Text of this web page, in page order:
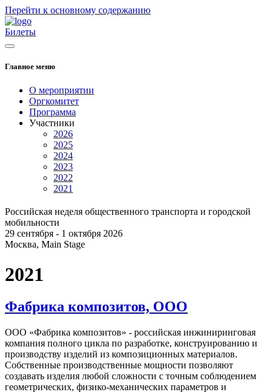
Перейти к основному содержанию
Билеты
Главное меню
О мероприятии
Оргкомитет
Программа
Участники
2026
2025
2024
2023
2022
2021
Российская неделя общественного транспорта и городской
мобильности
29 сентября - 1 октября 2026
Москва, Main Stage
2021
Фабрика композитов, ООО
ООО «Фабрика композитов» - российская инжиниринговая
компания полного цикла по разработке, конструированию и
производству изделий из композиционных материалов.
Собственные производственные мощности позволяют
создавать изделия любой сложности с точным соблюдением
геометрических, физико-механических параметров и